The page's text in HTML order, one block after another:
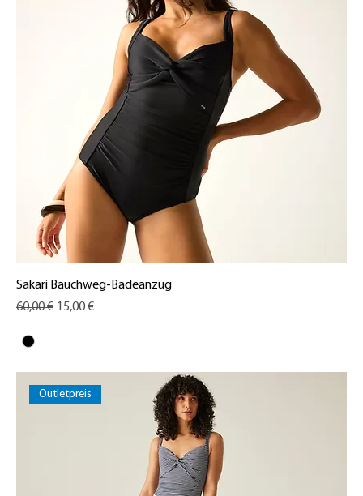
Sakari Bauchweg-Badeanzug
Standardpreis
60,00 € Sale-Preis
15,00 €
Outletpreis